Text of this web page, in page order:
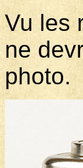
Vu les
ne
photo.